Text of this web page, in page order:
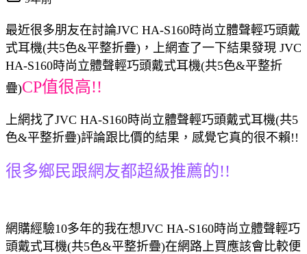
最近很多朋友在討論JVC HA-S160時尚立體聲輕巧頭戴
式耳機(共5色&平整折疊)，上網查了一下結果發現 JVC
HA-S160時尚立體聲輕巧頭戴式耳機(共5色&平整折
疊)CP值很高!!
上網找了JVC HA-S160時尚立體聲輕巧頭戴式耳機(共5
色&平整折疊)評論跟比價的結果，感覺它真的很不賴!!
很多鄉民跟網友都超級推薦的!!
網購經驗10多年的我在想JVC HA-S160時尚立體聲輕巧
頭戴式耳機(共5色&平整折疊)在網路上買應該會比較便